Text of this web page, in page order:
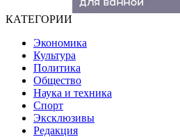
КАТЕГОРИИ
Экономика
Культура
Политика
Общество
Наука и техника
Спорт
Эксклюзивы
Редакция